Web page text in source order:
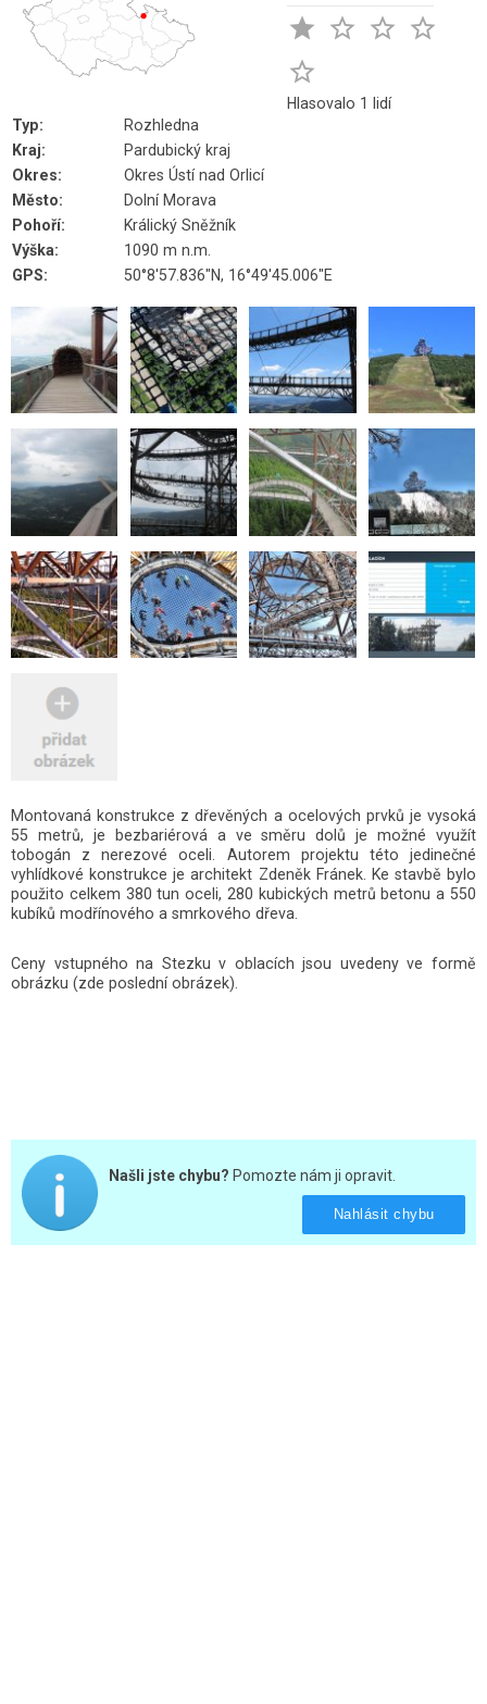
   

Hlasovalo 1 lidí
Typ:
Rozhledna
Kraj:
Pardubický kraj
Okres:
Okres Ústí nad Orlicí
Město:
Dolní Morava
Pohoří:
Králický Sněžník
Výška:
1090 m n.m.
GPS:
50°8'57.836"N, 16°49'45.006"E
Montovaná konstrukce z dřevěných a ocelových prvků je vysoká
55 metrů, je bezbariérová a ve směru dolů je možné využít
tobogán z nerezové oceli. Autorem projektu této jedinečné
vyhlídkové konstrukce je architekt Zdeněk Fránek. Ke stavbě bylo
použito celkem 380 tun oceli, 280 kubických metrů betonu a 550
kubíků modřínového a smrkového dřeva.
Ceny vstupného na Stezku v oblacích jsou uvedeny ve formě
obrázku (zde poslední obrázek).
Našli jste chybu? Pomozte nám ji opravit.
Nahlásit chybu